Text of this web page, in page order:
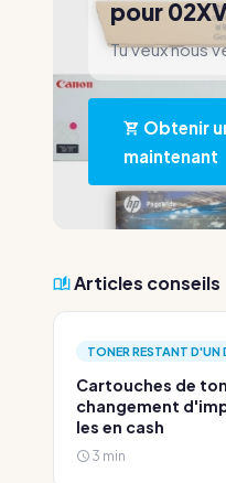
pour
Tu veux nous
Obtenir
maintenant
Articles conseils
TONER RESTANT
Cartouches de
changement
les en cash
3 min